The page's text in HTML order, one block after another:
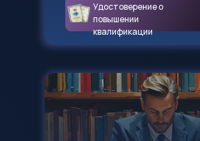
Удостоверение о
повышении
квалификации